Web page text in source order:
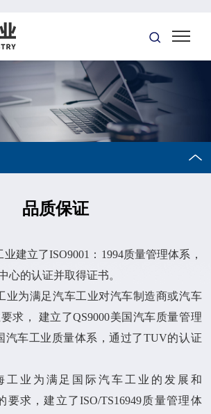
品质保证
建立了ISO9001：1994质量管理体系，
心的认证并取得证书。
业为满足汽车工业对汽车制造商或汽车
求， 建立了QS9000美国汽车质量管理
汽车工业质量体系，通过了TUV的认证
工业为满足国际汽车工业的发展和
要求，建立了ISO/TS16949质量管理体